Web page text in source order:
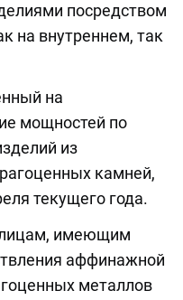
посредством
на внутреннем, так
на
мощностей по
из
камней,
текущего года.
имеющим
аффинажной
металлов